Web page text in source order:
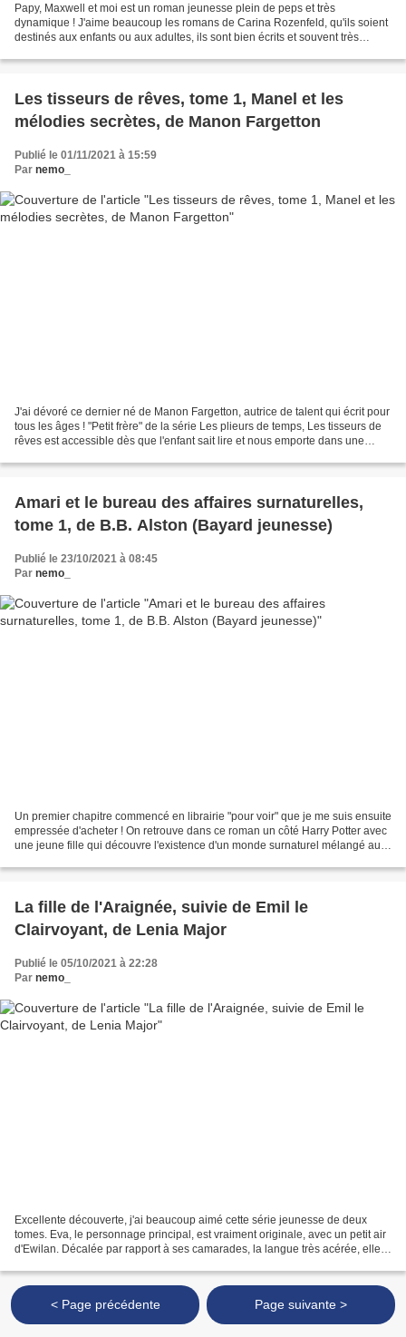
Papy, Maxwell et moi est un roman jeunesse plein de peps et très
dynamique ! J'aime beaucoup les romans de Carina Rozenfeld, qu'ils soient
destinés aux enfants ou aux adultes, ils sont bien écrits et souvent très
Les tisseurs de rêves, tome 1, Manel et les
mélodies secrètes, de Manon Fargetton
Publié le 01/11/2021 à 15:59
Par nemo_
J'ai dévoré ce dernier né de Manon Fargetton, autrice de talent qui écrit pour
tous les âges ! "Petit frère" de la série Les plieurs de temps, Les tisseurs de
rêves est accessible dès que l'enfant sait lire et nous emporte dans une
Amari et le bureau des affaires surnaturelles,
tome 1, de B.B. Alston (Bayard jeunesse)
Publié le 23/10/2021 à 08:45
Par nemo_
Un premier chapitre commencé en librairie "pour voir" que je me suis ensuite
empressée d'acheter ! On retrouve dans ce roman un côté Harry Potter avec
une jeune fille qui découvre l'existence d'un monde surnaturel mélangé au
La fille de l'Araignée, suivie de Emil le
Clairvoyant, de Lenia Major
Publié le 05/10/2021 à 22:28
Par nemo_
Excellente découverte, j'ai beaucoup aimé cette série jeunesse de deux
tomes. Eva, le personnage principal, est vraiment originale, avec un petit air
d'Ewilan. Décalée par rapport à ses camarades, la langue très acérée, elle
< Page précédente Page suivante >